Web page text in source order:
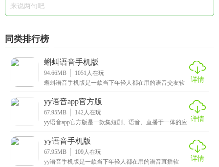
同类排行榜
蝌蚪语音手机版
94.66MB 1051 人在玩
蝌蚪语音手机版是一款当下年轻人都在用的语音交友软
的方
详情
yy语音app官方版
67.95MB 142人在玩
yy语音app官方版是一款集短剧、语音、直播于一体的应 详情
yy语音手机版
67.95MB 109人在玩
yy语音手机版是一款当下年轻人都在用的语音直播软
详情